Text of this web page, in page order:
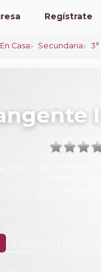
Regístrate
Casa Secundaria
I